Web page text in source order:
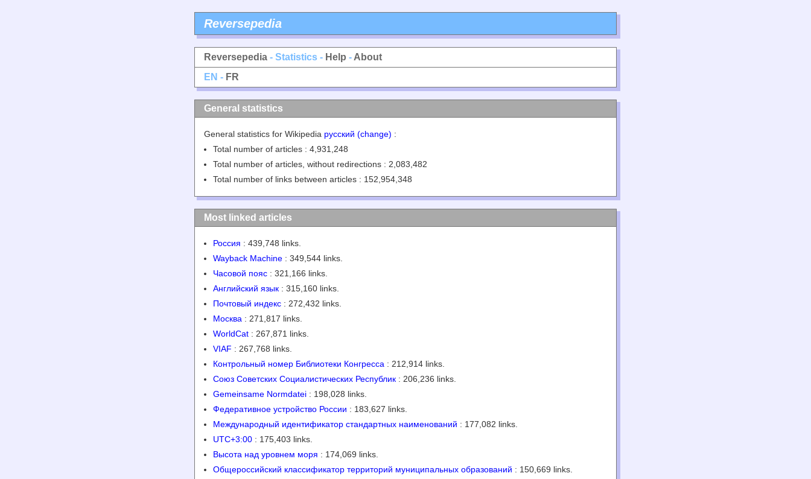
Reversepedia
Reversepedia - Statistics - Help - About
EN - FR
General statistics
General statistics for Wikipedia русский (change) :
Total number of articles : 4,931,248
Total number of articles, without redirections : 2,083,482
Total number of links between articles : 152,954,348
Most linked articles
Россия : 439,748 links.
Wayback Machine : 349,544 links.
Часовой пояс : 321,166 links.
Английский язык : 315,160 links.
Почтовый индекс : 272,432 links.
Москва : 271,817 links.
WorldCat : 267,871 links.
VIAF : 267,768 links.
Контрольный номер Библиотеки Конгресса : 212,914 links.
Союз Советских Социалистических Республик : 206,236 links.
Gemeinsame Normdatei : 198,028 links.
Федеративное устройство России : 183,627 links.
Международный идентификатор стандартных наименований : 177,082 links.
UTC+3:00 : 175,403 links.
Высота над уровнем моря : 174,069 links.
Общероссийский классификатор территорий муниципальных образований : 150,669 links.